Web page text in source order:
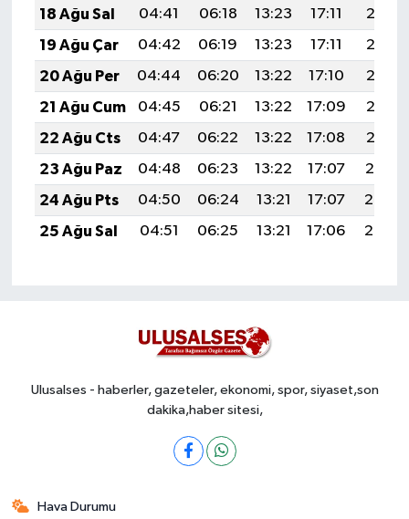
18 Ağu Sal
04:41 06:18 13:23 17:11
20:18
19 Ağu Çar
04:42 06:19 13:23 17:11
20:16
20 Ağu Per
04:44 06:20 13:22 17:10
20:15
21 Ağu Cum
04:45 06:21 13:22 17:09
20:13
22 Ağu Cts
04:47 06:22 13:22 17:08
20:12
23 Ağu Paz
04:48 06:23 13:22 17:07
20:10
24 Ağu Pts
04:50 06:24 13:21 17:07
20:08
25 Ağu Sal
04:51 06:25 13:21 17:06 20:07
Ulusalses - haberler, gazeteler, ekonomi, spor, siyaset,son
dakika,haber sitesi,
Hava Durumu